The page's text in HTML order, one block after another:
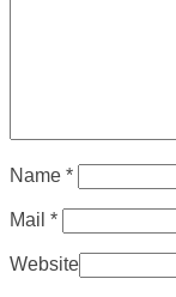
Name *
Mail *
Website